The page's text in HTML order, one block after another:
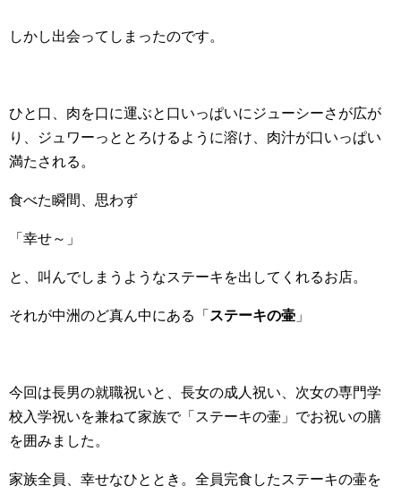
しかし出会ってしまったのです。
ひと口、肉を口に運ぶと口いっぱいにジューシーさが広が
り、ジュワーっととろけるように溶け、肉汁が口いっぱい
満たされる。
食べた瞬間、思わず
「幸せ～」
と、叫んでしまうようなステーキを出してくれるお店。
それが中洲のど真ん中にある「 ステーキの壷 」
今回は長男の就職祝いと、長女の成人祝い、次女の専門学
校入学祝いを兼ねて家族で「ステーキの壷」でお祝いの膳
を囲みました。
家族全員、幸せなひととき。全員完食したステーキの壷を